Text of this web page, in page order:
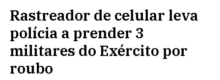
Rastreador de celular leva
polícia a prender 3
militares do Exército por
roubo